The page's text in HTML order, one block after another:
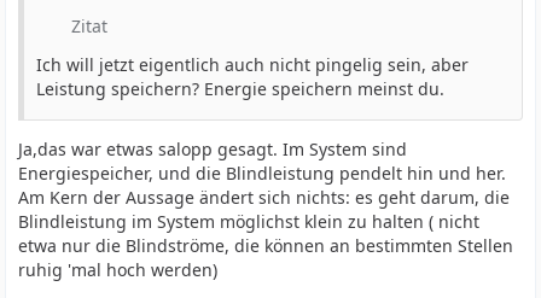
Zitat
Ich will jetzt eigentlich auch nicht pingelig sein, aber
Leistung speichern? Energie speichern meinst du.
Ja,das war etwas salopp gesagt. Im System sind
Energiespeicher, und die Blindleistung pendelt hin und her.
Am Kern der Aussage ändert sich nichts: es geht darum, die
Blindleistung im System möglichst klein zu halten ( nicht
etwa nur die Blindströme, die können an bestimmten Stellen
ruhig 'mal hoch werden)